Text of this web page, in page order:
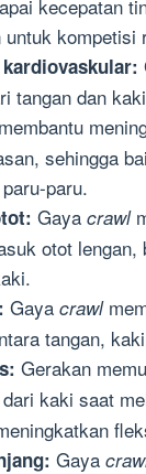
kecepatan
kompetisi
tangan dan
sehingga
paru.
Gaya crawl
otot lengan,
Gaya crawl
tangan,
Gerakan
kaki saat
Gaya